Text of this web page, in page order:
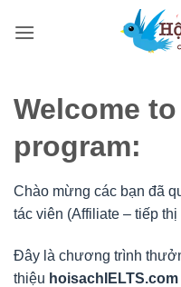
qua
Welcome
program:
Chào mừng các bạn đã
tác viên (Affiliate – tiếp
Đây là chương trình
thiệu hoisachIELTS.com